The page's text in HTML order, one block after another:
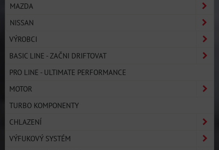
MAZDA
NISSAN
VÝROBCI
BASIC LINE - ZAČNI DRIFTOVAT
PRO LINE - ULTIMATE PERFORMANCE
MOTOR
TURBO KOMPONENTY
CHLAZENÍ
VÝFUKOVÝ SYSTÉM